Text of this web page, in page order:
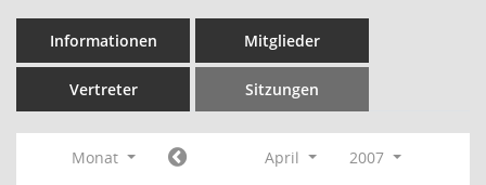
Informationen Mitglieder
Vertreter Sitzungen
Monat April
2007